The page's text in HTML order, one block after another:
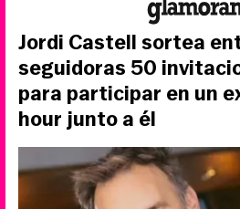
Jordi Castell sortea
seguidoras 50
para participar en un
hour junto a él